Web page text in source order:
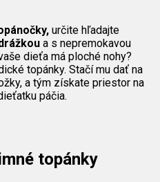
určite hľadajte
a s nepremokavou
dieťa má ploché nohy?
topánky. Stačí mu dať na
a tým získate priestor na
páčia.
topánky